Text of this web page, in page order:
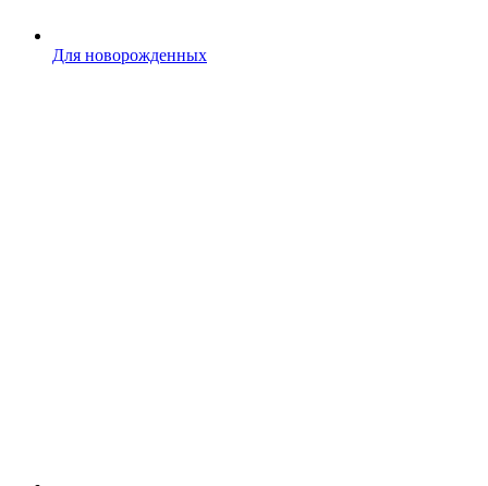
Для новорожденных